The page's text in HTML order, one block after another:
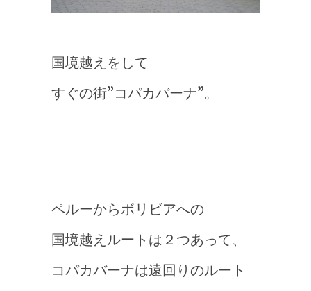
国境越えをして
すぐの街”コパカバーナ”。
ペルーからボリビアへの
国境越えルートは２つあって、
コパカバーナは遠回りのルート